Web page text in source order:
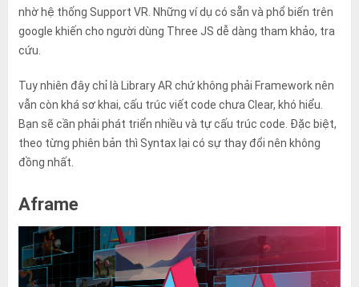
nhờ hệ thống Support VR. Những ví dụ có sẵn và phổ biến trên
google khiến cho người dùng Three JS dễ dàng tham khảo, tra
cứu.
Tuy nhiên đây chỉ là Library AR chứ không phải Framework nên
vẫn còn khá sơ khai, cấu trúc viết code chưa Clear, khó hiểu.
Bạn sẽ cần phải phát triển nhiều và tự cấu trúc code. Đặc biệt,
theo từng phiên bản thì Syntax lại có sự thay đổi nên không
đồng nhất.
Aframe